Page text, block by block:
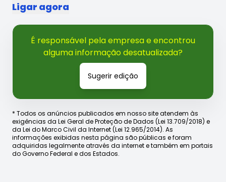
Ligar agora
É responsável pela empresa e encontrou
alguma informação desatualizada?
Sugerir edição
* Todos os anúncios publicados em nosso site atendem às
exigências da Lei Geral de Proteção de Dados (Lei 13.709/2018) e
da Lei do Marco Civil da Internet (Lei 12.965/2014). As
informações exibidas nesta página são públicas e foram
adquiridas legalmente através da internet e também em portais
do Governo Federal e dos Estados.